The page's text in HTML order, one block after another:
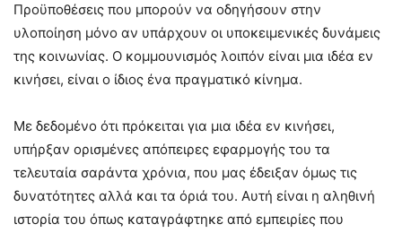
Προϋποθέσεις που μπορούν να οδηγήσουν στην
υλοποίηση μόνο αν υπάρχουν οι υποκειμενικές δυνάμεις
της κοινωνίας. Ο κομμουνισμός λοιπόν είναι μια ιδέα εν
κινήσει, είναι ο ίδιος ένα πραγματικό κίνημα.
Με δεδομένο ότι πρόκειται για μια ιδέα εν κινήσει,
υπήρξαν ορισμένες απόπειρες εφαρμογής του τα
τελευταία σαράντα χρόνια, που μας έδειξαν όμως τις
δυνατότητες αλλά και τα όριά του. Αυτή είναι η αληθινή
ιστορία του όπως καταγράφτηκε από εμπειρίες που